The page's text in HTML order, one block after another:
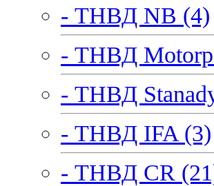
- ТНВД NB (4)
- ТНВД
- ТНВД
- ТНВД IFA (3)
- ТНВД CR